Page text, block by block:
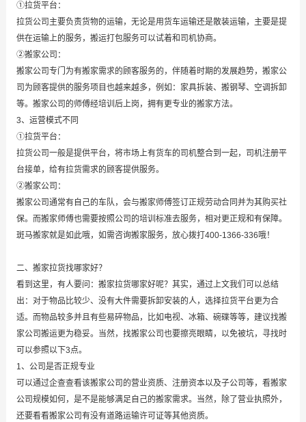
①拉货平台：
拉货公司主要负责货物的运输，无论是用货车运输还是散装运输，主要是提
供在运输上的服务，搬运打包服务可以试着和司机协商。
②搬家公司：
搬家公司专门为有搬家需求的顾客服务的，伴随着时期的发展趋势，搬家公
司为顾客提供的服务项目也越来越多，例如：家具拆装、搬钢琴、空调拆卸
等。搬家公司的师傅经培训后上岗，拥有更专业的搬家方法。
3、运营模式不同
①拉货平台：
拉货公司一般是提供平台，将市场上有货车的司机整合到一起，司机注册平
台接单，给有拉货需求的顾客提供服务。
②搬家公司：
搬家公司通常有自己的车队，会与搬家师傅签订正规劳动合同并为其购买社
保。而搬家师傅也需要按照公司的培训标准去服务，相对更正规和有保障。
斑马搬家就是如此哦，如需咨询搬家服务，放心拨打400-1366-336哦！
二、搬家拉货找哪家好？
看到这里，有人要问：搬家拉货哪家好呢？其实，通过上文我们可以总结
出：对于物品比较少、没有大件需要拆卸安装的人，选择拉货平台更为合
适。而物品较多并且有些易碎物品，比如电视、冰箱、碗碟等等，建议找搬
家公司搬运更为稳妥。当然，找搬家公司也要擦亮眼睛，以免被坑，寻找时
可以参照以下3点。
1、公司是否正规专业
可以通过企查查看该搬家公司的营业资质、注册资本以及子公司等，看搬家
公司规模如何，是不是能够满足自己的搬家需求。当然，除了营业执照外，
还要看看搬家公司有没有道路运输许可证等其他资质。